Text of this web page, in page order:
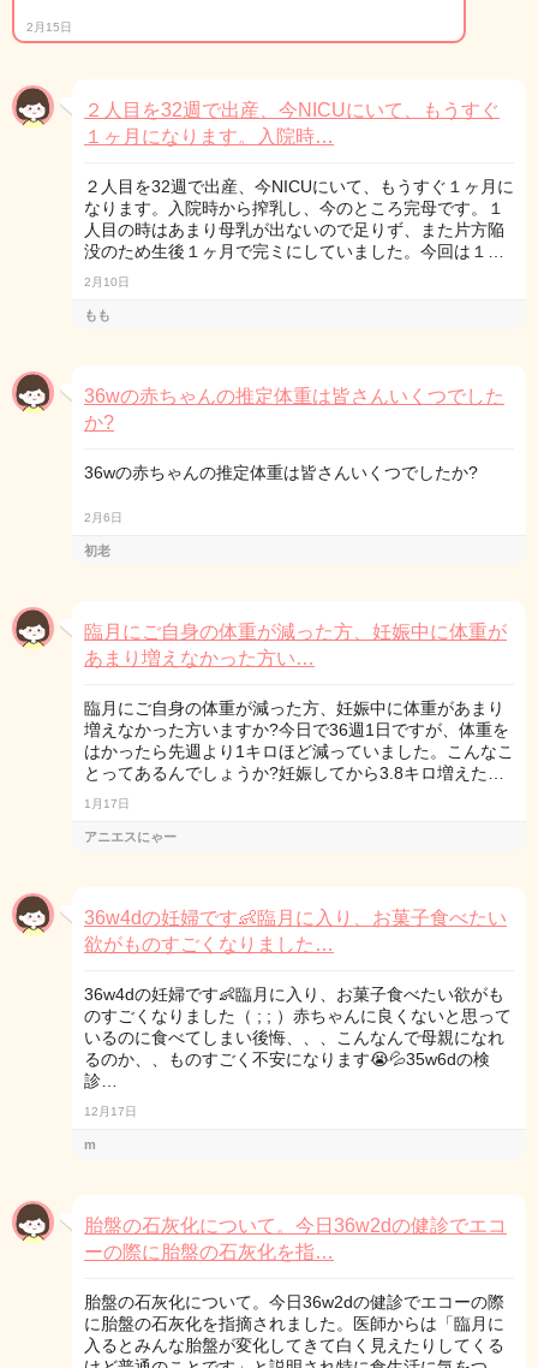
2月15日
２人目を32週で出産、今NICUにいて、もうすぐ
１ヶ月になります。入院時…
２人目を32週で出産、今NICUにいて、もうすぐ１ヶ月に
なります。入院時から搾乳し、今のところ完母です。１
人目の時はあまり母乳が出ないので足りず、また片方陥
没のため生後１ヶ月で完ミにしていました。今回は１…
2月10日
もも
36wの赤ちゃんの推定体重は皆さんいくつでした
か?
36wの赤ちゃんの推定体重は皆さんいくつでしたか?
2月6日
初老
臨月にご自身の体重が減った方、妊娠中に体重が
あまり増えなかった方い…
臨月にご自身の体重が減った方、妊娠中に体重があまり
増えなかった方いますか?今日で36週1日ですが、体重を
はかったら先週より1キロほど減っていました。こんなこ
とってあるんでしょうか?妊娠してから3.8キロ増えた…
1月17日
アニエスにゃー
36w4dの妊婦です👶臨月に入り、お菓子食べたい
欲がものすごくなりました…
36w4dの妊婦です👶臨月に入り、お菓子食べたい欲がも
のすごくなりました（ ; ; ）赤ちゃんに良くないと思って
いるのに食べてしまい後悔、、、こんなんで母親になれ
るのか、、ものすごく不安になります😭💦35w6dの検
診…
12月17日
m
胎盤の石灰化について。今日36w2dの健診でエコ
ーの際に胎盤の石灰化を指…
胎盤の石灰化について。今日36w2dの健診でエコーの際
に胎盤の石灰化を指摘されました。医師からは「臨月に
入るとみんな胎盤が変化してきて白く見えたりしてくる